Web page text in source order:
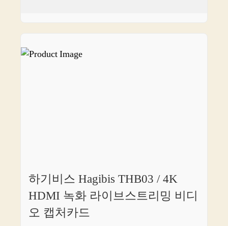
하기비스 Hagibis THB03 / 4K
HDMI 녹화 라이브스트리밍 비디
오 캡처카드